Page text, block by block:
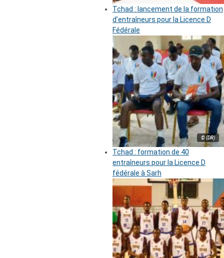
Tchad : lancement de la formation
d’entraîneurs pour la Licence D
Fédérale
© (DR)
Tchad : formation de 40
entraîneurs pour la Licence D
fédérale à Sarh